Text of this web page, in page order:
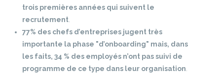
trois premières années qui suivent le
recrutement
77% des chefs d’entreprises jugent très
importante la phase "d’onboarding" mais, dans
les faits, 34 % des employés n’ont pas suivi de
programme de ce type dans leur organisation